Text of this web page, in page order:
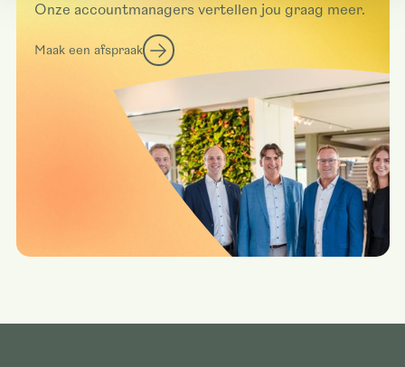
Onze accountmanagers vertellen jou graag meer.
Maak een afspraak